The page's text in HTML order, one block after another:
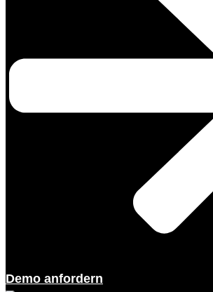
Demo anfordern